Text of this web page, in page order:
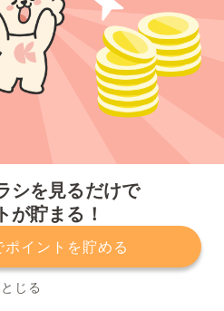
シを見るだけで
が貯まる！
イントを貯める
とじる
利用規約
運営会社
合わせ